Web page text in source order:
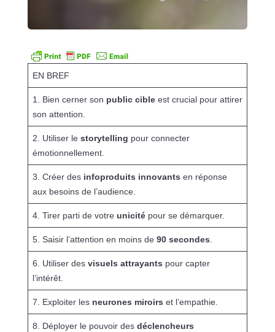
EN BREF
1. Bien cerner son public cibleest crucial pour attirer
son attention.
2. Utiliser le storytelling pour connecter
émotionnellement.
3. Créer des infoproduits innovants en réponse
aux besoins de l’audience.
4. Tirer parti de votre unicitépour se démarquer.
5. Saisir l’attention en moins de 90 secondes
6. Utiliser des visuels attrayants pour capter
l’intérêt.
7. Exploiter les neurones miroirs et l’empathie.
8. Déployer le pouvoir des déclencheurs